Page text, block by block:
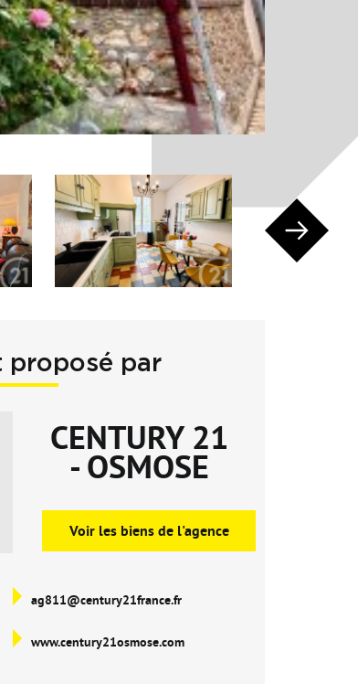
proposé par
CENTURY 21
- OSMOSE
Voir les biens de l'agence
ag811@century21france.fr
www.century21osmose.com